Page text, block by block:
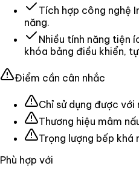
Tích hợp công nghệ
năng.
Nhiều tính năng tiện
khóa bảng điều khiển,
Điểm cần cân nhắc
Chỉ sử dụng được
Thương hiệu mâm
Trọng lượng bếp khá
Phù hợp với